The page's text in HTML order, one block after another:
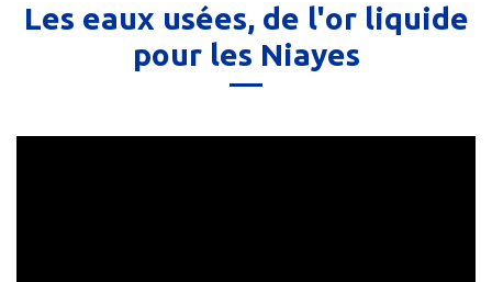
Les eaux usées, de l'or liquide
pour les Niayes